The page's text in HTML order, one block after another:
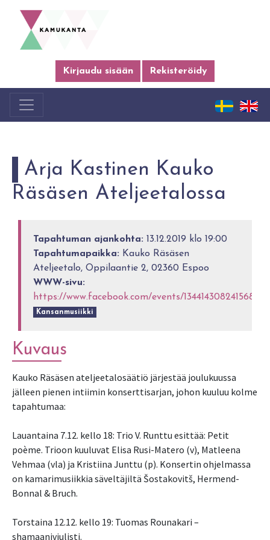
Kirjaudu sisään Rekisteröidy
Arja Kastinen Kauko
Räsäsen Ateljeetalossa
Tapahtuman ajankohta: 13.12.2019 klo 19:00
Tapahtumapaikka: Kauko Räsäsen
Ateljeetalo, Oppilaantie 2, 02360 Espoo
WWW-sivu:
https://www.facebook.com/events/1344143082415682/
Kansanmusiikki
Kuvaus
Kauko Räsäsen ateljeetalosäätiö järjestää joulukuussa
jälleen pienen intiimin konserttisarjan, johon kuuluu kolme
tapahtumaa:
Lauantaina 7.12. kello 18: Trio V. Runttu esittää: Petit
poème. Trioon kuuluvat Elisa Rusi-Matero (v), Matleena
Vehmaa (vla) ja Kristiina Junttu (p). Konsertin ohjelmassa
on kamarimusiikkia säveltäjiltä Šostakovitš, Hermend-
Bonnal & Bruch.
Torstaina 12.12. kello 19: Tuomas Rounakari –
shamaaniviulisti.